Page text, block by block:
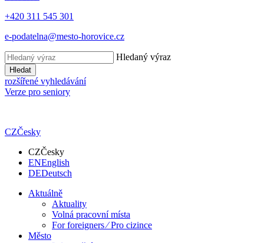
+420 311 545 301
e-podatelna@mesto-horovice.cz
Hledaný výraz
Hledat
rozšířené vyhledávání
Verze pro seniory
CZČesky
CZČesky
ENEnglish
DEDeutsch
Aktuálně
Aktuality
Volná pracovní místa
For foreigners ⁄ Pro cizince
Město